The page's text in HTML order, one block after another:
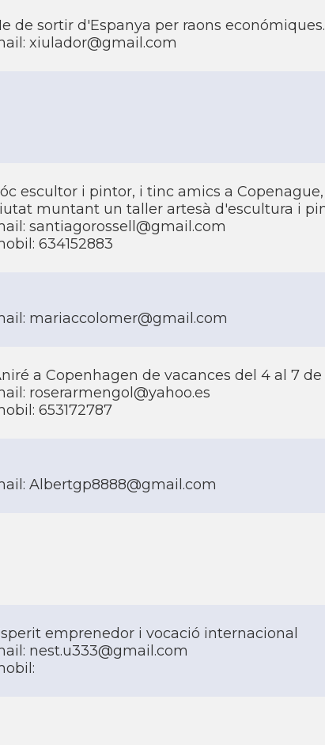
de sortir d'Espanya per raons económiques.
xiulador@gmail.com
escultor i pintor, i tinc amics a
muntant un taller artesà d'escultura i
santiagorossell@gmail.com
634152883
mariaccolomer@gmail.com
a Copenhagen de vacances del 4 al 7 de
roserarmengol@yahoo.es
653172787
Albertgp8888@gmail.com
emprenedor i vocació internacional
nest.u333@gmail.com